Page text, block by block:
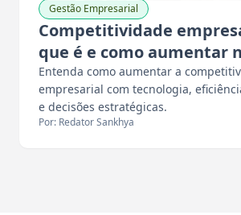
Gestão Empresarial
Competitividade
que é e como aumentar
Entenda como aumentar a
empresarial com tecnologia,
e decisões estratégicas.
Por: Redator Sankhya